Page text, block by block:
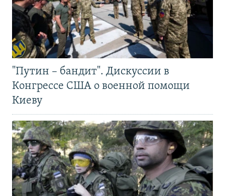
"Путин – бандит". Дискуссии в
Конгрессе США о военной помощи
Киеву